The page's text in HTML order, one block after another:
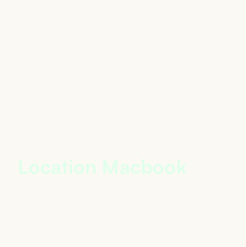
Location Macbook